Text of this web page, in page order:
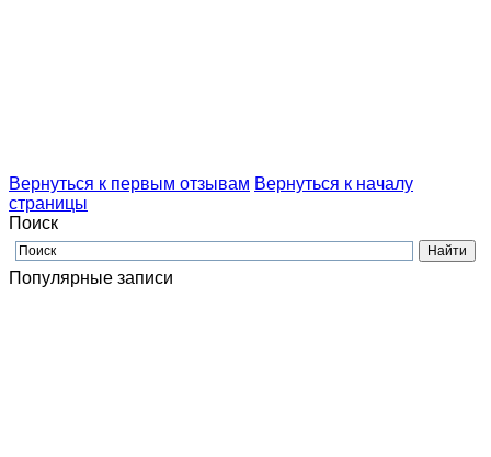
Вернуться к первым отзывам Вернуться к началу
страницы
Поиск
Популярные записи